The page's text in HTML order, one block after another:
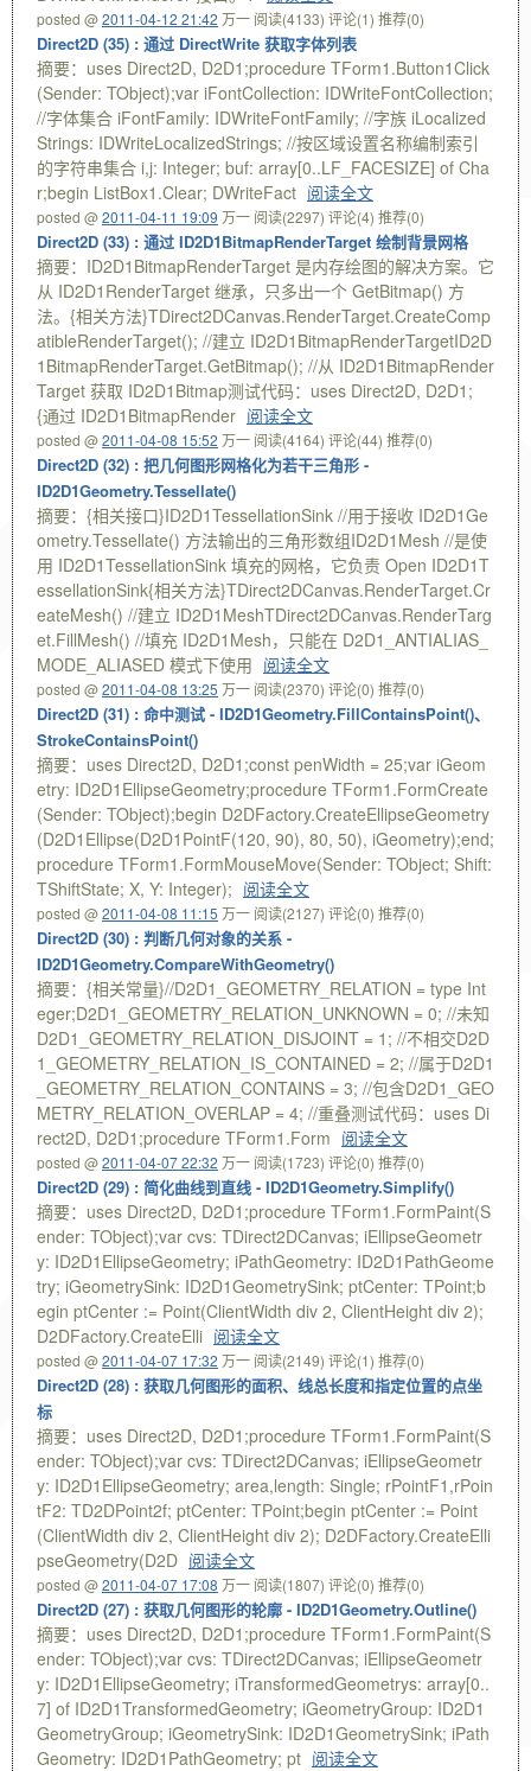
posted @2011-04-12 21:42 万一 阅读(4133) 评论(1) 推荐(0)
Direct2D (35) : 通过 DirectWrite 获取字体列表
摘要：uses Direct2D, D2D1;procedure TForm1.Button1Click
(Sender: TObject);var iFontCollection: IDWriteFontCollection;
//字体集合 iFontFamily: IDWriteFontFamily; //字族 iLocalized
Strings: IDWriteLocalizedStrings; //按区域设置名称编制索引
的字符串集合 i,j: Integer; buf: array[0..LF_FACESIZE] of Cha
r;begin ListBox1.Clear; DWriteFact 阅读全文
posted @2011-04-11 19:09 万一 阅读(2297) 评论(4) 推荐(0)
Direct2D (33) : 通过 ID2D1BitmapRenderTarget 绘制背景网格
摘要：ID2D1BitmapRenderTarget 是内存绘图的解决方案。它
从 ID2D1RenderTarget 继承，只多出一个 GetBitmap() 方
法。{相关方法}TDirect2DCanvas.RenderTarget.CreateComp
atibleRenderTarget(); //建立 ID2D1BitmapRenderTargetID2D
1BitmapRenderTarget.GetBitmap(); //从 ID2D1BitmapRender
Target 获取 ID2D1Bitmap测试代码：uses Direct2D, D2D1;
{通过 ID2D1BitmapRender 阅读全文
posted @2011-04-08 15:52 万一 阅读(4164) 评论(44) 推荐(0)
Direct2D (32) : 把几何图形网格化为若干三角形 -
ID2D1Geometry.Tessellate()
摘要：{相关接口}ID2D1TessellationSink //用于接收 ID2D1Ge
ometry.Tessellate() 方法输出的三角形数组ID2D1Mesh //是使
用 ID2D1TessellationSink 填充的网格，它负责 Open ID2D1T
essellationSink{相关方法}TDirect2DCanvas.RenderTarget.Cr
eateMesh() //建立 ID2D1MeshTDirect2DCanvas.RenderTarg
et.FillMesh() //填充 ID2D1Mesh，只能在 D2D1_ANTIALIAS_
MODE_ALIASED 模式下使用 阅读全文
posted @2011-04-08 13:25 万一 阅读(2370) 评论(0) 推荐(0)
Direct2D (31) : 命中测试 - ID2D1Geometry.FillContainsPoint()、
StrokeContainsPoint()
摘要：uses Direct2D, D2D1;const penWidth = 25;var iGeom
etry: ID2D1EllipseGeometry;procedure TForm1.FormCreate
(Sender: TObject);begin D2DFactory.CreateEllipseGeometry
(D2D1Ellipse(D2D1PointF(120, 90), 80, 50), iGeometry);end;
procedure TForm1.FormMouseMove(Sender: TObject; Shift:
TShiftState; X, Y: Integer); 阅读全文
posted @2011-04-08 11:15 万一 阅读(2127) 评论(0) 推荐(0)
Direct2D (30) : 判断几何对象的关系 -
ID2D1Geometry.CompareWithGeometry()
摘要：{相关常量}//D2D1_GEOMETRY_RELATION = type Int
eger;D2D1_GEOMETRY_RELATION_UNKNOWN = 0; //未知
D2D1_GEOMETRY_RELATION_DISJOINT = 1; //不相交D2D
1_GEOMETRY_RELATION_IS_CONTAINED = 2; //属于D2D1
_GEOMETRY_RELATION_CONTAINS = 3; //包含D2D1_GEO
METRY_RELATION_OVERLAP = 4; //重叠测试代码：uses Di
rect2D, D2D1;procedure TForm1.Form 阅读全文
posted @2011-04-07 22:32 万一 阅读(1723) 评论(0) 推荐(0)
Direct2D (29) : 简化曲线到直线 - ID2D1Geometry.Simplify()
摘要：uses Direct2D, D2D1;procedure TForm1.FormPaint(S
ender: TObject);var cvs: TDirect2DCanvas; iEllipseGeometr
y: ID2D1EllipseGeometry; iPathGeometry: ID2D1PathGeome
try; iGeometrySink: ID2D1GeometrySink; ptCenter: TPoint;b
egin ptCenter := Point(ClientWidth div 2, ClientHeight div 2);
D2DFactory.CreateElli 阅读全文
posted @2011-04-07 17:32 万一 阅读(2149) 评论(1) 推荐(0)
Direct2D (28) : 获取几何图形的面积、线总长度和指定位置的点坐
标
摘要：uses Direct2D, D2D1;procedure TForm1.FormPaint(S
ender: TObject);var cvs: TDirect2DCanvas; iEllipseGeometr
y: ID2D1EllipseGeometry; area,length: Single; rPointF1,rPoin
tF2: TD2DPoint2f; ptCenter: TPoint;begin ptCenter := Point
(ClientWidth div 2, ClientHeight div 2); D2DFactory.CreateElli
pseGeometry(D2D 阅读全文
posted @2011-04-07 17:08 万一 阅读(1807) 评论(0) 推荐(0)
Direct2D (27) : 获取几何图形的轮廓 - ID2D1Geometry.Outline()
摘要：uses Direct2D, D2D1;procedure TForm1.FormPaint(S
ender: TObject);var cvs: TDirect2DCanvas; iEllipseGeometr
y: ID2D1EllipseGeometry; iTransformedGeometrys: array[0..
7] of ID2D1TransformedGeometry; iGeometryGroup: ID2D1
GeometryGroup; iGeometrySink: ID2D1GeometrySink; iPath
Geometry: ID2D1PathGeometry; pt 阅读全文